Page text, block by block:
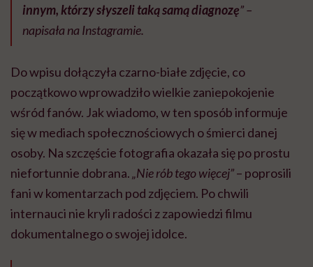
innym, którzy słyszeli taką samą diagnozę” –
napisała na Instagramie.
Do wpisu dołączyła czarno-białe zdjęcie, co
początkowo wprowadziło wielkie zaniepokojenie
wśród fanów. Jak wiadomo, w ten sposób informuje
się w mediach społecznościowych o śmierci danej
osoby. Na szczęście fotografia okazała się po prostu
niefortunnie dobrana.„Nie rób tego więcej”– poprosili
fani w komentarzach pod zdjęciem. Po chwili
internauci nie kryli radości z zapowiedzi filmu
dokumentalnego o swojej idolce.